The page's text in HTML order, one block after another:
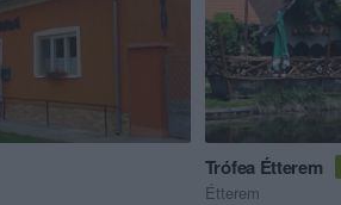
Trófea Étterem
Étterem